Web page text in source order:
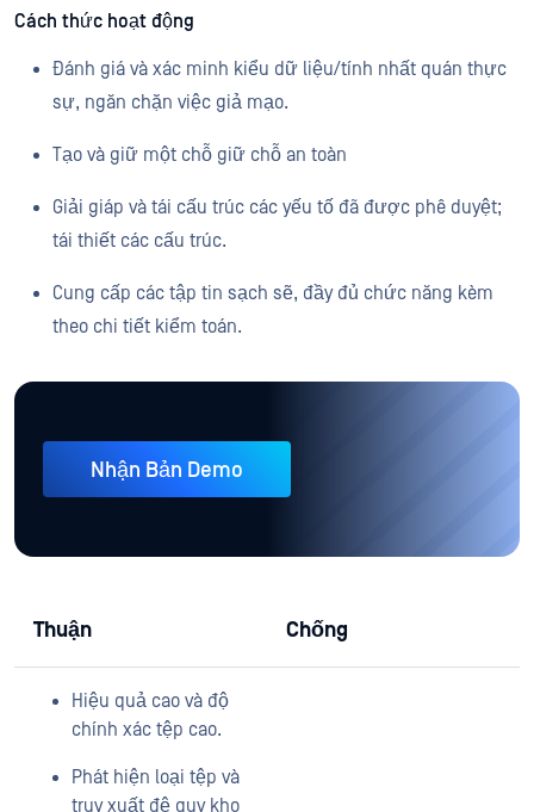
Cách thức hoạt động
Đánh giá và xác minh kiểu dữ liệu/tính nhất quán thực
sự, ngăn chặn việc giả mạo.
Tạo và giữ một chỗ giữ chỗ an toàn
Giải giáp và tái cấu trúc các yếu tố đã được phê duyệt;
tái thiết các cấu trúc.
Cung cấp các tập tin sạch sẽ, đầy đủ chức năng kèm
theo chi tiết kiểm toán.
Nhận Bản Demo
Thuận Chống
Hiệu quả cao và độ
chính xác tệp cao.
Phát hiện loại tệp và
truy xuất đệ quy kho